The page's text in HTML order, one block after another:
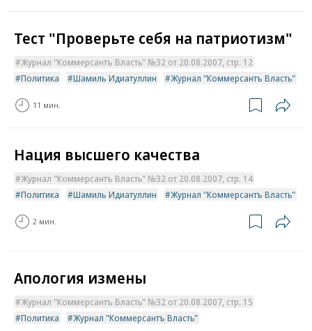
Тест "Проверьте себя на патриотизм"
Журнал "Коммерсантъ Власть" №32 от 20.08.2007, стр. 12
Политика
Шамиль Идиатуллин Журнал "Коммерсантъ Власть"
11 мин.
Нация высшего качества
Журнал "Коммерсантъ Власть" №32 от 20.08.2007, стр. 14
Политика
Шамиль Идиатуллин Журнал "Коммерсантъ Власть"
2 мин.
Апология измены
Журнал "Коммерсантъ Власть" №32 от 20.08.2007, стр. 15
Политика
Журнал "Коммерсантъ Власть"